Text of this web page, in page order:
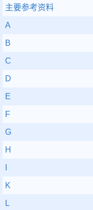
主要参考资料
A
B
C
D
E
F
G
H
K
L